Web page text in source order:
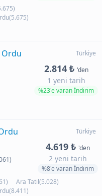
Türkiye
Ordu
2.814 ₺ 'den
1 yeni tarih
%23'e varan İndirim
Türkiye
4.619 ₺ 'den
2 yeni tarih
%8'e varan İndirim
Ara Tatil(5.028)